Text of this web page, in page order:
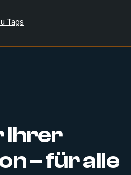
Tags
Ihrer
– für alle